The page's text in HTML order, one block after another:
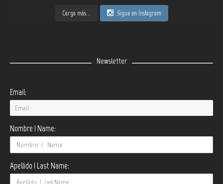
Carga más... Sigue en Instagram
Newsletter
Email:
Nombre | Name:
Apellido | Last Name: